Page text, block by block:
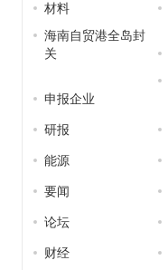
材料
海南自贸港全岛封
关
申报企业
研报
能源
要闻
论坛
财经